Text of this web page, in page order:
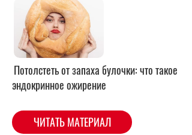
Потолстеть от запаха булочки: что такое
эндокринное ожирение
ЧИТАТЬ МАТЕРИАЛ